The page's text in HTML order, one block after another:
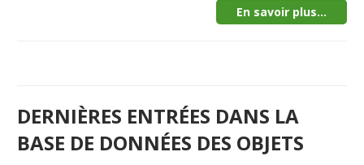
En savoir plus...
DERNIÈRES ENTRÉES DANS LA
BASE DE DONNÉES DES OBJETS